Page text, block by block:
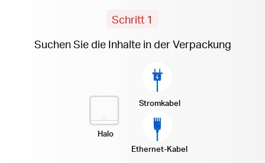
Schritt 1
Suchen Sie die Inhalte in der Verpackung
Halo
Stromkabel
Ethernet-Kabel